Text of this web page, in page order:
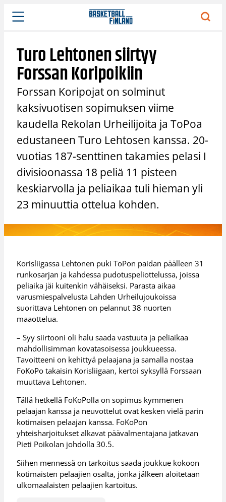
Siirry
sisältöön
Turo Lehtonen siirtyy
Forssan Koripoikiin
Forssan Koripojat on solminut
kaksivuotisen sopimuksen viime
kaudella Rekolan Urheilijoita ja ToPoa
edustaneen Turo Lehtosen kanssa. 20-
vuotias 187-senttinen takamies pelasi I
divisioonassa 18 peliä 11 pisteen
keskiarvolla ja peliaikaa tuli hieman yli
23 minuuttia ottelua kohden.
Korisliigassa Lehtonen puki ToPon paidan päälleen 31
runkosarjan ja kahdessa pudotuspeliottelussa, joissa
peliaika jäi kuitenkin vähäiseksi. Parasta aikaa
varusmiespalvelusta Lahden Urheilujoukoissa
suorittava Lehtonen on pelannut 38 nuorten
maaottelua.
– Syy siirtooni oli halu saada vastuuta ja peliaikaa
mahdollisimman kovatasoisessa joukkueessa.
Tavoitteeni on kehittyä pelaajana ja samalla nostaa
FoKoPo takaisin Korisliigaan, kertoi syksyllä Forssaan
muuttava Lehtonen.
Tällä hetkellä FoKoPolla on sopimus kymmenen
pelaajan kanssa ja neuvottelut ovat kesken vielä parin
kotimaisen pelaajan kanssa. FoKoPon
yhteisharjoitukset alkavat päävalmentajana jatkavan
Pieti Poikolan johdolla 30.5.
Siihen mennessä on tarkoitus saada joukkue kokoon
kotimaisten pelaajien osalta, jonka jälkeen aloitetaan
ulkomaalaisten pelaajien kartoitus.